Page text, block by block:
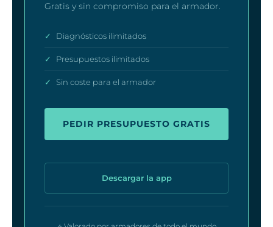
Gratis y sin compromiso para el armador.
✓ Diagnósticos ilimitados
✓ Presupuestos ilimitados
✓ Sin coste para el armador
PEDIR PRESUPUESTO GRATIS
Descargar la app